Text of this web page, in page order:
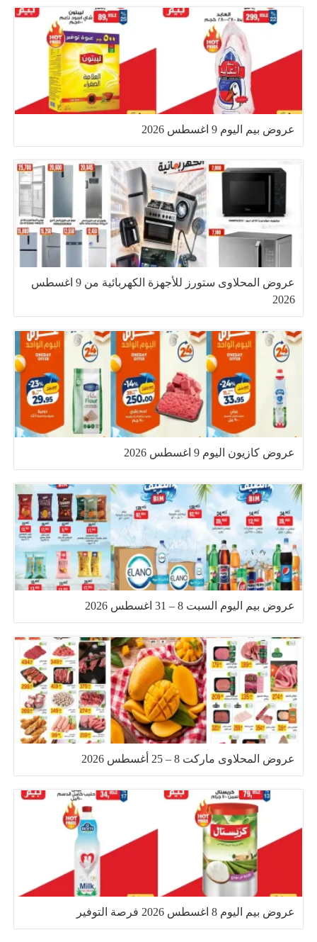
عروض بيم اليوم 9 اغسطس 2026
عروض المحلاوى ستورز للأجهزة الكهربائية من 9 اغسطس
2026
عروض كازيون اليوم 9 اغسطس 2026
عروض بيم اليوم السبت 8 – 31 اغسطس 2026
عروض المحلاوى ماركت 8 – 25 أغسطس 2026
عروض بيم اليوم 8 اغسطس 2026 فرصة التوفير